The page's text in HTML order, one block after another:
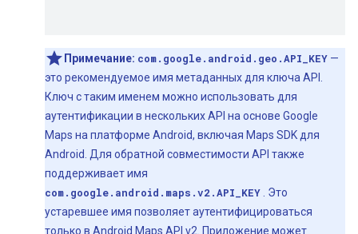
Примечание: com.google.android.geo.API_KEY —
это рекомендуемое имя метаданных для ключа API.
Ключ с таким именем можно использовать для
аутентификации в нескольких API на основе Google
Maps на платформе Android, включая Maps SDK для
Android. Для обратной совместимости API также
поддерживает имя
com.google.android.maps.v2.API_KEY . Это
устаревшее имя позволяет аутентифицироваться
только в Android Maps API v2. Приложение может